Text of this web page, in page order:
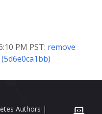
PM PST: remove
Authors |